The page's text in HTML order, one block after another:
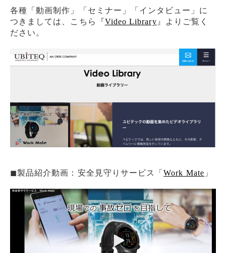
各種「動画制作」「セミナー」「インタビュー」に
つきましては、こちら『Video Library 』よりご覧く
ださい。
◼︎製品紹介動画：安全見守りサービス「Work Mate 」